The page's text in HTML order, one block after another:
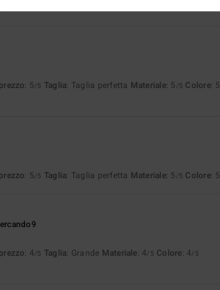
: 5/5 Taglia: Taglia perfetta Materiale: 5 /5 Colore: 5
: 5/5 Taglia: Taglia perfetta Materiale: 5 /5 Colore: 5
: 4/5 Taglia: Grande Materiale: 4/5 Colore: 4/5